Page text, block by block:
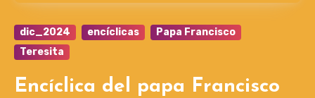
dic_2024 encíclicas
Papa Francisco
Teresita
Encíclica del papa Francisco